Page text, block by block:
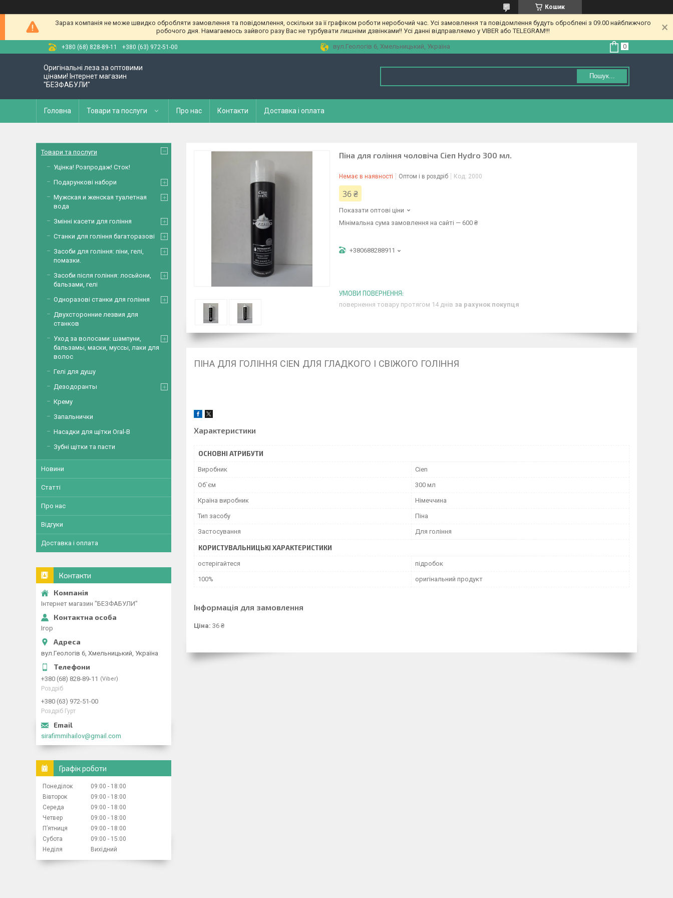
Кошик
Зараз компанія не може швидко обробляти замовлення та повідомлення, оскільки за її графіком роботи неробочий час. Усі замовлення та повідомлення будуть оброблені з 09.00 найближчого
робочого дня. Намагаемось зайвого разу Вас не турбувати лишніми дзвінками!! Усі данні відправляемо у VIBER або TELEGRAM!!!
+380 (68) 828-89-11 +380 (63) 972-51-00 вул.Геологів 6, Хмельницький, Україна
Оригінальні леза за оптовими
цінами! Інтернет магазин
"БЕЗФАБУЛИ"
Пошук...
Головна Товари та послуги Про нас Контакти Доставка і оплата
Піна для гоління чоловіча Сіеп Hydro 300 мл.
Немає в наявності Оптом і в роздріб Код: 2000
36 ₴
Показати оптові ціни
Мінімальна сума замовлення на сайті — 600 ₴
+380688288911
повернення товару протягом 14 днів за рахунок покупця
ПІНА ДЛЯ ГОЛІННЯ CIEN ДЛЯ ГЛАДКОГО І СВІЖОГО ГОЛІННЯ
Характеристики
ОСНОВНІ АТРИБУТИ
Виробник Cien
Об`єм 300 мл
Країна виробник Німеччина
Тип засобу Піна
Застосування Для гоління
КОРИСТУВАЛЬНИЦЬКІ ХАРАКТЕРИСТИКИ
остерігайтеся підробок
100% оригінальний продукт
Інформація для замовлення
Ціна: 36 ₴
Товари та послуги
Уцінка! Розпродаж! Сток!
Подарункові набори
Мужская и женская туалетная
вода
Змінні касети для гоління
Станки для гоління багаторазові
Засоби для гоління: піни, гелі,
помазки.
Засоби після гоління: лосьйони,
бальзами, гелі
Одноразові станки для гоління
Двухсторонние лезвия для
станков
Уход за волосами: шампуни,
бальзамы, маски, муссы, лаки для
волос
Гелі для душу
Дезодоранты
Крему
Запальнички
Насадки для щітки Oral-B
Зубні щітки та пасти
Новини
Статті
Про нас
Відгуки
Доставка і оплата
Контакти
Інтернет магазин "БЕЗФАБУЛИ"
Ігор
вул.Геологів 6, Хмельницький, Україна
+380 (68) 828-89-11 Viber
Роздріб
+380 (63) 972-51-00
Роздріб Гурт
sirafimmihailov@gmail.com
Графік роботи
Понеділок 09:00
18:00
Вівторок
09:00
18:00
Середа
09:00
18:00
Четвер
09:00
18:00
Пʼятниця
09:00
18:00
Субота
09:00
15:00
Неділя
Вихідний